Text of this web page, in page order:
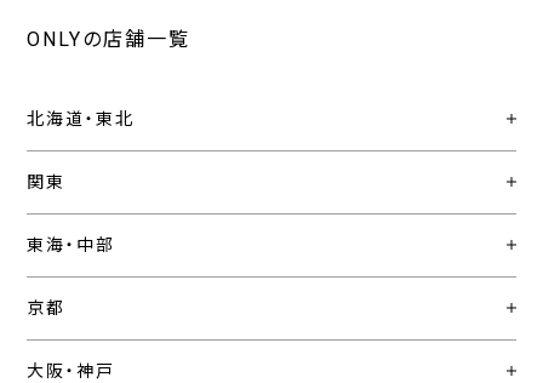
ONLYの店舗一覧
北海道・東北
関東
東海・中部
京都
大阪・神戸